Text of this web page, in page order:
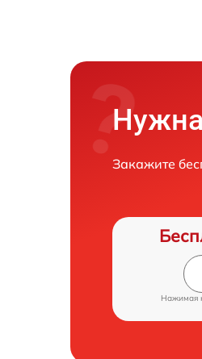
Закажите
Нажимая